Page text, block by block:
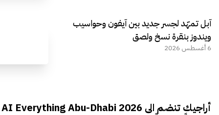
آبل تمهّد لجسر جديد بين آيفون وحواسيب
ويندوز بنقرة نسخ ولصق
6 أغسطس 2026
أراجيك تنضم الى AI Everything Abu-Dhabi 2026